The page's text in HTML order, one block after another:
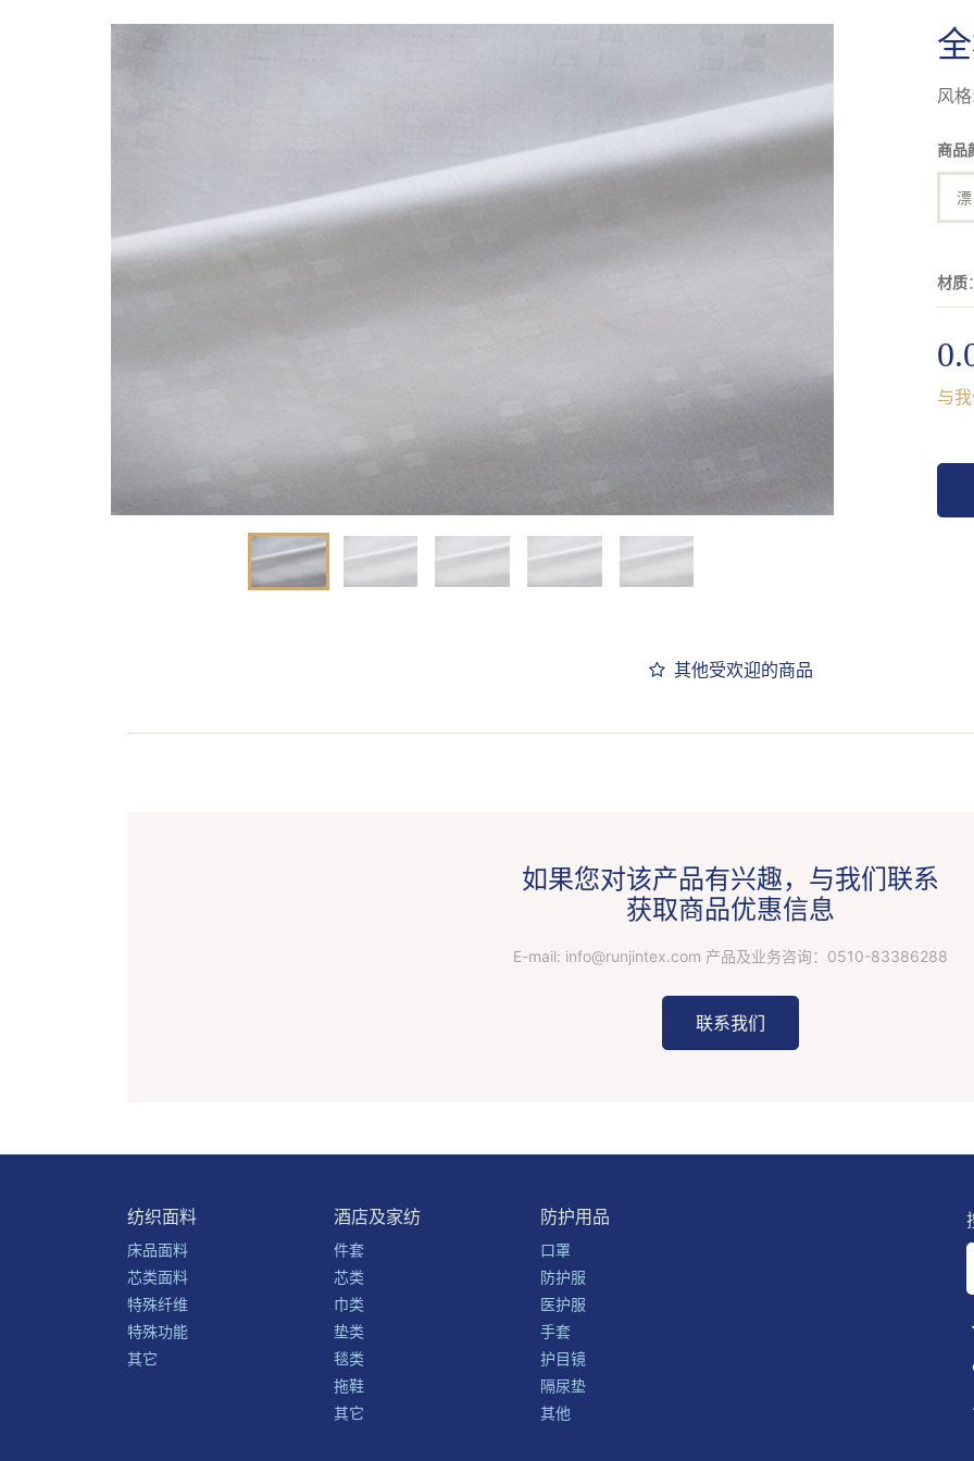
风
商品
材质：
与
其他受欢迎的商品
如果您对该产品有兴趣，与我们联系
获取商品优惠信息
E-mail: info@runjintex.com 产品及业务咨询： 0510-83386288
联系我们
纺织面料
床品面料
芯类面料
特殊纤维
特殊功能
其它
酒店及家纺
件套
芯类
巾类
垫类
毯类
拖鞋
其它
防护用品
口罩
防护服
医护服
手套
护目镜
隔尿垫
其他